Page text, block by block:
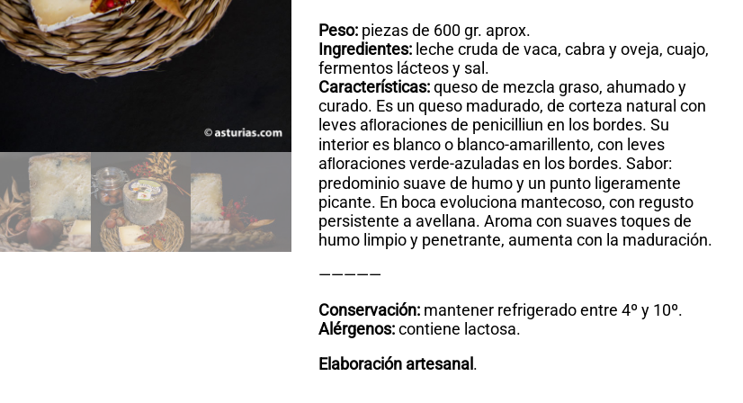
Peso: piezas de 600 gr. aprox.
Ingredientes: leche cruda de vaca, cabra y oveja, cuajo,
fermentos lácteos y sal.
Características:queso de mezcla graso, ahumado y
curado. Es un queso madurado, de corteza natural con
leves aﬂoraciones de penicilliun en los bordes. Su
interior es blanco o blanco-amarillento, con leves
aﬂoraciones verde-azuladas en los bordes. Sabor:
predominio suave de humo y un punto ligeramente
picante. En boca evoluciona mantecoso, con regusto
persistente a avellana. Aroma con suaves toques de
humo limpio y penetrante, aumenta con la maduración.
—————
Conservación:mantener refrigerado entre 4º y 10º.
Alérgenos:contiene lactosa.
Elaboración artesanal .